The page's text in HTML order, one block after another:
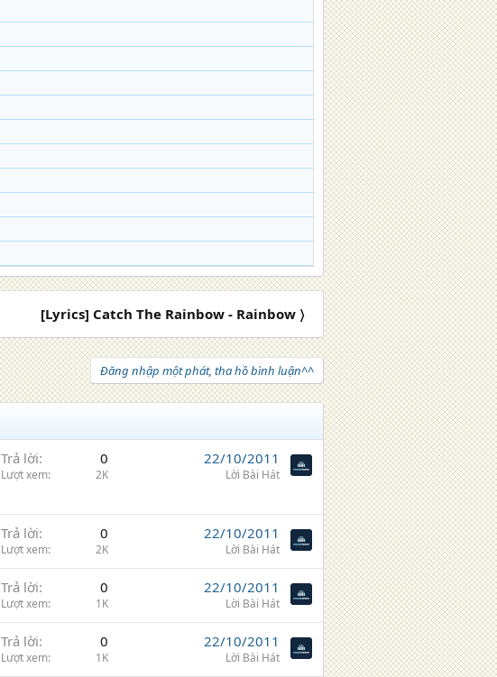
[Lyrics] Catch The Rainbow - Rainbow 〉
Đăng nhập một phát, tha hồ bình luận^^
Trả lời 0
Lượt xem 2K
22/10/2011
Lời Bài Hát
Trả lời 0
Lượt xem 2K
22/10/2011
Lời Bài Hát
Trả lời 0
Lượt xem 1K
22/10/2011
Lời Bài Hát
Trả lời 0
Lượt xem 1K
22/10/2011
Lời Bài Hát